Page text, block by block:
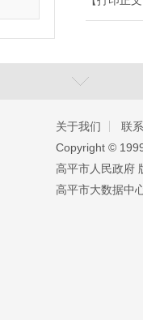
关于我们
联
Copyright ©️
高平市人民政府
高平市大数据